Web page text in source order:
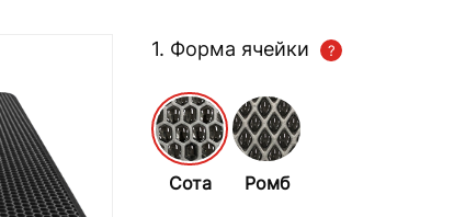
1. Форма ячейки
Сота Ромб